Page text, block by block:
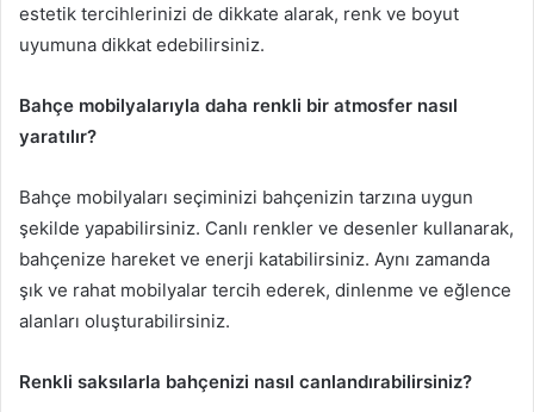
estetik tercihlerinizi de dikkate alarak, renk ve boyut
uyumuna dikkat edebilirsiniz.
Bahçe mobilyalarıyla daha renkli bir atmosfer nasıl
yaratılır?
Bahçe mobilyaları seçiminizi bahçenizin tarzına uygun
şekilde yapabilirsiniz. Canlı renkler ve desenler kullanarak,
bahçenize hareket ve enerji katabilirsiniz. Aynı zamanda
şık ve rahat mobilyalar tercih ederek, dinlenme ve eğlence
alanları oluşturabilirsiniz.
Renkli saksılarla bahçenizi nasıl canlandırabilirsiniz?